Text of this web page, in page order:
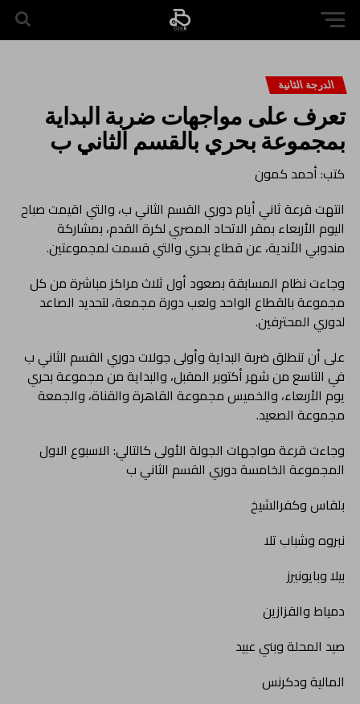
الدرجة الثانية
تعرف على مواجهات ضربة البداية
بمجموعة بحري بالقسم الثاني ب
كتب: أحمد كمون
انتهت قرعة ثاني أيام دوري القسم الثاني ب، والتي اقيمت صباح
اليوم الأربعاء بمقر الاتحاد المصري لكرة القدم، بمشاركة
مندوبي الأندية، عن قطاع بحري والتي قسمت لمجموعتين.
وجاءت نظام المسابقة بصعود أول ثلاث مراكز مباشرة من كل
مجموعة بالقطاع الواحد ولعب دورة مجمعة، لتحديد الصاعد
لدوري المحترفين.
على أن تنطلق ضربة البداية وأولى جولات دوري القسم الثاني ب
في التاسع من شهر أكتوبر المقبل، والبداية من مجموعة بحري
يوم الأربعاء، والخميس مجموعة القاهرة والقناة، والجمعة
مجموعة الصعيد.
وجاءت قرعة مواجهات الجولة الأولى كالتالي: الاسبوع الاول
المجموعة الخامسة دوري القسم الثاني ب
بلقاس وكفرالشيخ
نبروه وشباب تلا
بيلا وبايونيرز
دمياط والقزازين
صيد المحلة وبني عبيد
المالية ودكرنس